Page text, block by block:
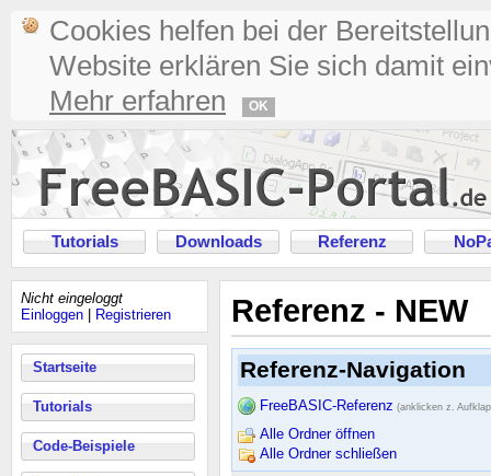
Cookies helfen bei der
Website erklären Sie sich damit
Mehr erfahren
OK
Tutorials Downloads Referenz
Nicht eingeloggt
Einloggen
Registrieren
Startseite
Tutorials
Code-Beispiele
Referenz - NEW
Referenz-Navigation
FreeBASIC-Referenz (anklicken z.
Alle Ordner öffnen
Alle Ordner schließen